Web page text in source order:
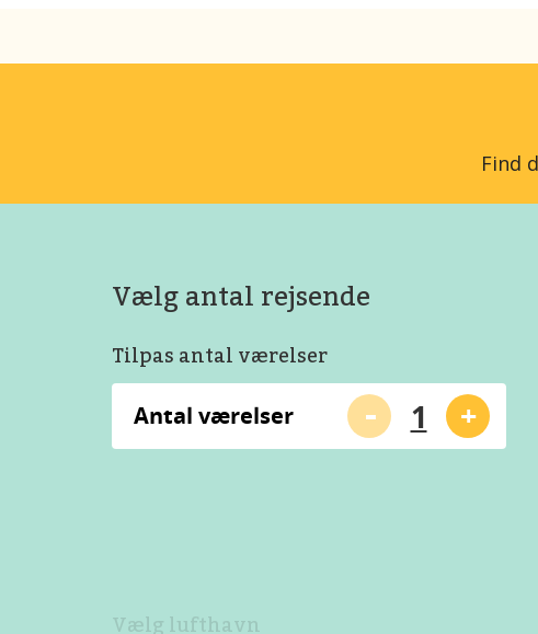
Find
Vælg antal rejsende
Tilpas antal værelser
Antal værelser - +
Vælg lufthavn